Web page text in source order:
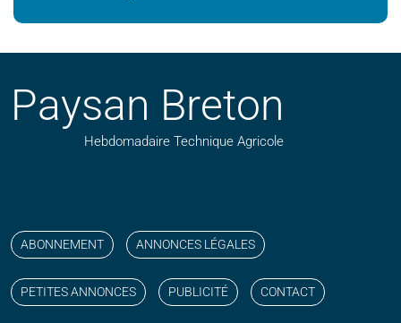
Paysan Breton
Hebdomadaire Technique Agricole
ABONNEMENT ANNONCES LÉGALES
PETITES ANNONCES PUBLICITÉ CONTACT